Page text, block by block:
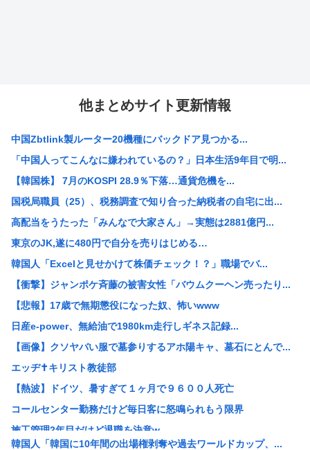
他まとめサイト更新情報
中国Zbtlink製ルーター20機種にバックドア見つかる...
「中国人ってこんなに嫌われているの？」日本生活9年目で明...
【韓国株】 7月のKOSPI 28.9％下落…通貨危機を...
国税局職員（25）、税務調査で知り合った納税者の自宅に出...
高配当をうたった「みんなで大家さん」→実態は2881億円...
東京のJK,遂に480円で自分を売りはじめる…
韓国人「Excelと見せかけて株価チェック！？」職場でバ...
【衝撃】ジャンポケ斉藤の被害女性「バウムクーヘン売ったり...
【悲報】17歳で無期懲役になった奴、怖いwww
日産e-power、無給油で1980km走行しギネス記録...
【画像】クソヤバい服で墓参りするアホ陽キャ、墓石にとんで...
エッヂ✝️キリスト教徒部
【熱波】ドイツ、暑すぎて１ヶ月で９６００人死亡
コールセンター勤務だけど毎日客に怒鳴られもう限界
施工管理2年目だけど退職を決意w
韓国人「韓国に10年間の出場権剥奪や過去ワールドカップ、...